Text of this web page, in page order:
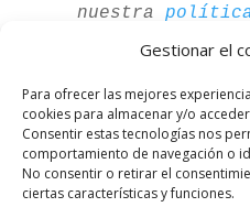
Gestionar el
Para ofrecer las mejores
cookies para almacenar y/o
Consentir estas tecnologías nos
comportamiento de navegación o
No consentir o retirar el
ciertas características y funciones.
nuestra
para más
información.